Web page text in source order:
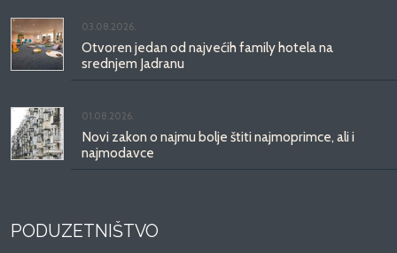
03.08.2026.
Otvoren jedan od najvećih family hotela na
srednjem Jadranu
01.08.2026.
Novi zakon o najmu bolje štiti najmoprimce, ali i
najmodavce
PODUZETNIŠTVO